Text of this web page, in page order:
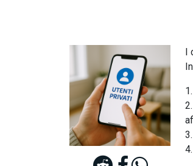
I